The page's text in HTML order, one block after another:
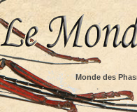
Monde des